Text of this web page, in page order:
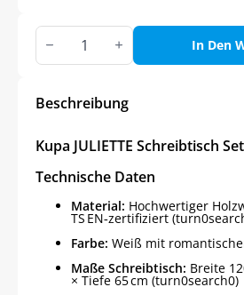
Kupa
JULIETTE
Schreibtisch
teilig
In Den
Beschreibung
Kupa JULIETTE Schreibtisch
Technische Daten
Material: Hochwertiger
TS EN‑zertifiziert
Farbe: Weiß mit
Maße Schreibtisch: Breite
× Tiefe 65 cm (turn0search0)